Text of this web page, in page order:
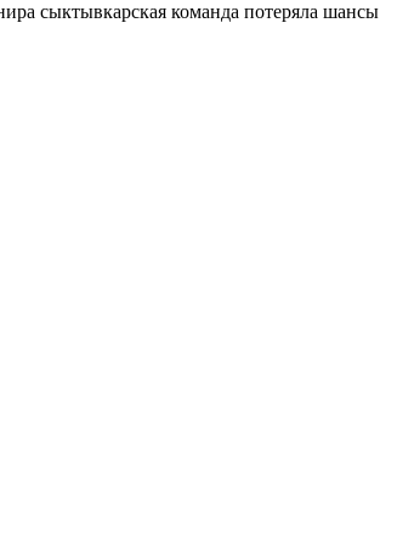
сыктывкарская команда потеряла шансы